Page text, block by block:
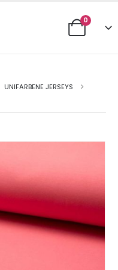
0
UNIFARBENE JERSEYS